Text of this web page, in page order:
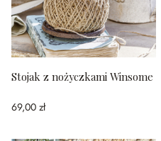
Stojak z nożyczkami Winsome
69,00 zł